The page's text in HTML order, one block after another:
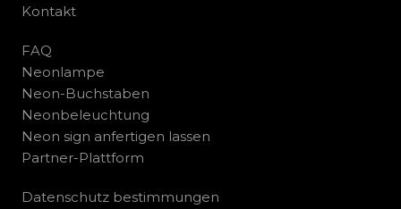
Kontakt
FAQ
Neonlampe
Neon-Buchstaben
Neonbeleuchtung
Neon sign anfertigen lassen
Partner-Plattform
Datenschutz bestimmungen